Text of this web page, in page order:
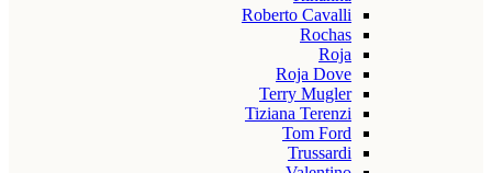
Roberto Cavalli
Rochas
Roja
Roja Dove
Terry Mugler
Tiziana Terenzi
Tom Ford
Trussardi